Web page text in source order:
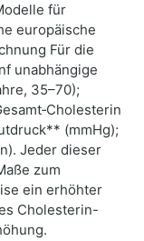
für
europäische
Für die
unabhängige
35–70);
(mmHg);
Jeder dieser
zum
ein erhöhter
Cholesterin-